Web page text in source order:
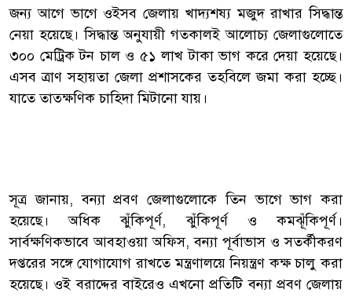
জন্য আগে ভাগে ওইসব জেলায় খাদ্যশষ্য মজুদ রাখার সিদ্ধান্ত
নেয়া হয়েছে। সিদ্ধান্ত অনুযায়ী গতকালই আলোচ্য জেলাগুলোতে
৩০০ মেট্রিক টন চাল ও ৫১ লাখ টাকা ভাগ করে দেয়া হয়েছে।
এসব ত্রাণ সহায়তা জেলা প্রশাসকের তহবিলে জমা করা হচ্ছে।
যাতে তাত্ক্ষণিক চাহিদা মিটানো যায়।
সূত্র জানায়, বন্যা প্রবণ জেলাগুলোকে তিন ভাগে ভাগ করা
হয়েছে। অধিক ঝুঁকিপূর্ণ, ঝুঁকিপূর্ণ ও কমঝূঁকিপূর্ণ।
সার্বক্ষণিকভাবে আবহাওয়া অফিস, বন্যা পূর্বাভাস ও সতর্কীকরণ
দপ্তরের সঙ্গে যোগাযোগ রাখতে মন্ত্রণালয়ে নিয়ন্ত্রণ কক্ষ চালু করা
হয়েছে। ওই বরাদ্দের বাইরেও এখনো প্রতিটি বন্যা প্রবণ জেলায়